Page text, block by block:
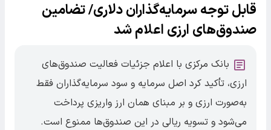
قابل توجه سرمایه‌گذاران دلاری/ تضامین
صندوق‌های ارزی اعلام شد
بانک مرکزی با اعلام جزئیات فعالیت صندوق‌های
ارزی، تأکید کرد اصل سرمایه و سود سرمایه‌گذاران فقط
به‌صورت ارزی و بر مبنای همان ارز واریزی پرداخت
می‌شود و تسویه ریالی در این صندوق‌ها ممنوع است.